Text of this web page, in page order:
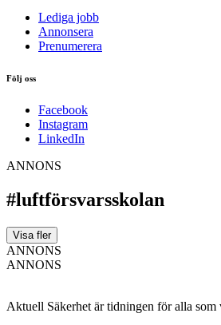
Lediga jobb
Annonsera
Prenumerera
Följ oss
Facebook
Instagram
LinkedIn
ANNONS
#luftförsvarsskolan
Visa fler
ANNONS
ANNONS
Aktuell Säkerhet är tidningen för alla som